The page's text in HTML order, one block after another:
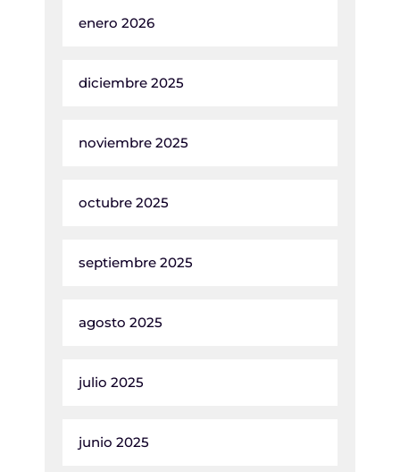
enero 2026
diciembre 2025
noviembre 2025
octubre 2025
septiembre 2025
agosto 2025
julio 2025
junio 2025